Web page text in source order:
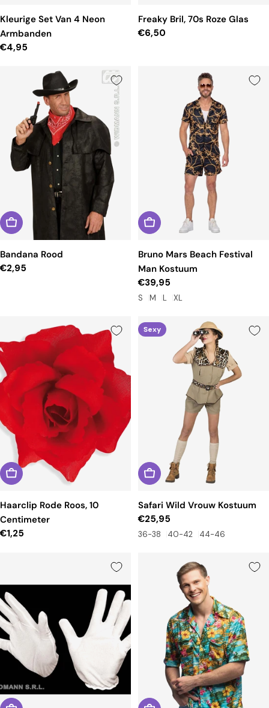
Kleurige Set Van 4 Neon
Armbanden
Reguliere
€4,95
Freaky Bril, 70s Roze Glas
Reguliere
€6,50
Bandana Rood
Reguliere
€2,95
Bruno Mars Beach Festival
Man Kostuum
Reguliere
prijs
€39,95
S M L XL
Haarclip Rode Roos, 10
Centimeter
Reguliere
€1,25
Sexy
Safari Wild Vrouw Kostuum
Reguliere
prijs
€25,95
36-38 40-42 44-46